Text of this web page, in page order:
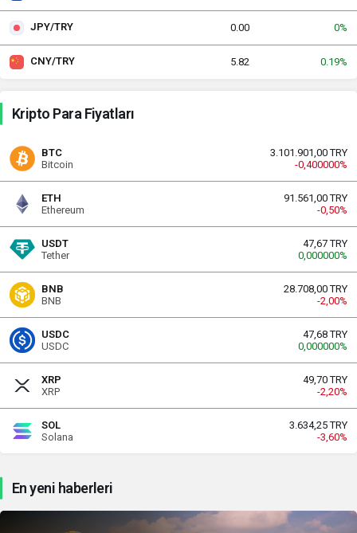
JPY/TRY 0.00 0%
CNY/TRY 5.82 0.19%
Kripto Para Fiyatları
BTC
Bitcoin
3.101.901,00 TRY
-0,400000%
ETH
Ethereum
91.561,00 TRY
-0,50%
USDT
Tether
47,67 TRY
0,000000%
BNB
BNB
28.708,00 TRY
-2,00%
USDC
USDC
47,68 TRY
0,000000%
XRP
XRP
49,70 TRY
-2,20%
SOL
Solana
3.634,25 TRY
-3,60%
En yeni haberleri